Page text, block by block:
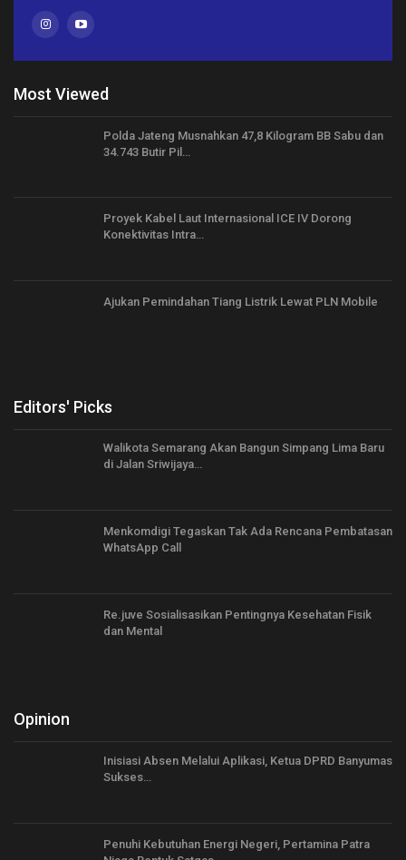
Most Viewed
Polda Jateng Musnahkan 47,8 Kilogram BB Sabu dan
34.743 Butir Pil…
Proyek Kabel Laut Internasional ICE IV Dorong
Konektivitas Intra…
Ajukan Pemindahan Tiang Listrik Lewat PLN Mobile
Editors' Picks
Walikota Semarang Akan Bangun Simpang Lima Baru
di Jalan Sriwijaya…
Menkomdigi Tegaskan Tak Ada Rencana Pembatasan
WhatsApp Call
Re.juve Sosialisasikan Pentingnya Kesehatan Fisik
dan Mental
Opinion
Inisiasi Absen Melalui Aplikasi, Ketua DPRD Banyumas
Sukses…
Penuhi Kebutuhan Energi Negeri, Pertamina Patra